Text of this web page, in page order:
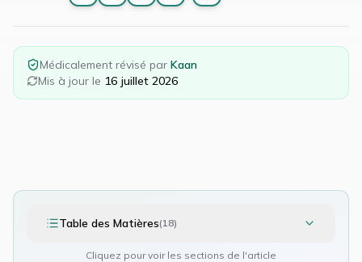
Médicalement révisé par Kaan
Mis à jour le 16 juillet 2026
Table des Matières(18)
Cliquez pour voir les sections de l'article